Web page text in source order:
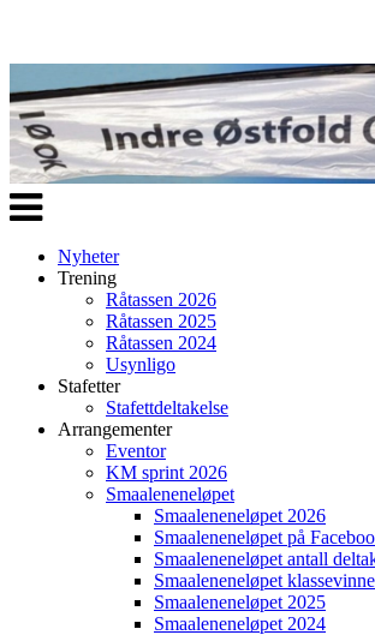
Veksle
navigasjon
Nyheter
Trening
Råtassen 2026
Råtassen 2025
Råtassen 2024
Usynligo
Stafetter
Stafettdeltakelse
Arrangementer
Eventor
KM sprint 2026
Smaaleneneløpet
Smaaleneneløpet 2026
Smaaleneneløpet på
Smaaleneneløpet antall
Smaaleneneløpet
Smaaleneneløpet 2025
Smaaleneneløpet 2024